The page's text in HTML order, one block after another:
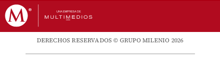
DERECHOS RESERVADOS © GRUPO MILENIO 2026